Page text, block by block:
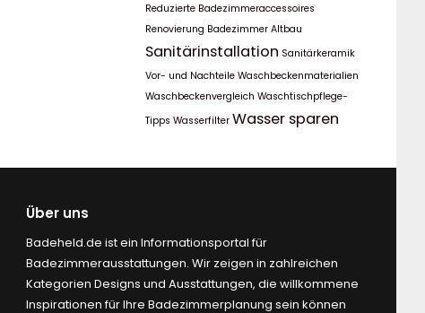
Reduzierte Badezimmeraccessoires
Renovierung Badezimmer Altbau
Sanitärinstallation Sanitärkeramik
Vor- und Nachteile Waschbeckenmaterialien
Waschbeckenvergleich Waschtischpflege-
Tipps Wasserfilter Wasser sparen
Über uns
Badeheld.de ist ein Informationsportal für
Badezimmerausstattungen. Wir zeigen in zahlreichen
Kategorien Designs und Ausstattungen, die willkommene
Inspirationen für Ihre Badezimmerplanung sein können